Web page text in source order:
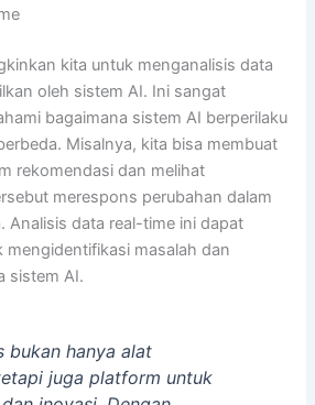
kita untuk menganalisis data
oleh sistem AI. Ini sangat
bagaimana sistem AI berperilaku
Misalnya, kita bisa membuat
rekomendasi dan melihat
merespons perubahan dalam
Analisis data real-time ini dapat
mengidentifikasi masalah dan
sistem AI.
bukan hanya alat
juga platform untuk